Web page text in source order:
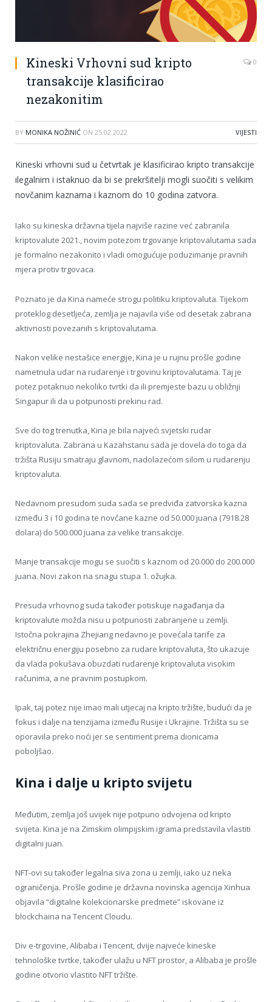
Kineski Vrhovni sud kripto
transakcije klasificirao
nezakonitim
0
BY MONIKA NOŽINIĆ ON 25.02.2022 VIJESTI
Kineski vrhovni sud u četvrtak je klasificirao kripto transakcije
ilegalnim i istaknuo da bi se prekršitelji mogli suočiti s velikim
novčanim kaznama i kaznom do 10 godina zatvora.
Iako su kineska državna tijela najviše razine već zabranila
kriptovalute 2021., novim potezom trgovanje kriptovalutama sada
je formalno nezakonito i vladi omogućuje poduzimanje pravnih
mjera protiv trgovaca.
Poznato je da Kina nameće strogu politiku kriptovaluta. Tijekom
proteklog desetljeća, zemlja je najavila više od desetak zabrana
aktivnosti povezanih s kriptovalutama.
Nakon velike nestašice energije, Kina je u rujnu prošle godine
nametnula udar na rudarenje i trgovinu kriptovalutama. Taj je
potez potaknuo nekoliko tvrtki da ili premjeste bazu u obližnji
Singapur ili da u potpunosti prekinu rad.
Sve do tog trenutka, Kina je bila najveći svjetski rudar
kriptovaluta. Zabrana u Kazahstanu sada je dovela do toga da
tržišta Rusiju smatraju glavnom, nadolazećom silom u rudarenju
kriptovaluta.
Nedavnom presudom suda sada se predviđa zatvorska kazna
između 3 i 10 godina te novčane kazne od 50.000 juana (7918.28
dolara) do 500.000 juana za velike transakcije.
Manje transakcije mogu se suočiti s kaznom od 20.000 do 200.000
juana. Novi zakon na snagu stupa 1. ožujka.
Presuda vrhovnog suda također potiskuje nagađanja da
kriptovalute možda nisu u potpunosti zabranjene u zemlji.
Istočna pokrajina Zhejiang nedavno je povećala tarife za
električnu energiju posebno za rudare kriptovaluta, što ukazuje
da vlada pokušava obuzdati rudarenje kriptovaluta visokim
računima, a ne pravnim postupkom.
Ipak, taj potez nije imao mali utjecaj na kripto tržište, budući da je
fokus i dalje na tenzijama između Rusije i Ukrajine. Tržišta su se
oporavila preko noći jer se sentiment prema dionicama
poboljšao.
Kina i dalje u kripto svijetu
Međutim, zemlja još uvijek nije potpuno odvojena od kripto
svijeta. Kina je na Zimskim olimpijskim igrama predstavila vlastiti
digitalni juan.
NFT-ovi su također legalna siva zona u zemlji, iako uz neka
ograničenja. Prošle godine je državna novinska agencija Xinhua
objavila “digitalne kolekcionarske predmete” iskovane iz
blockchaina na Tencent Cloudu.
Div e-trgovine, Alibaba i Tencent, dvije najveće kineske
tehnološke tvrtke, također ulažu u NFT prostor, a Alibaba je prošle
godine otvorio vlastito NFT tržište.